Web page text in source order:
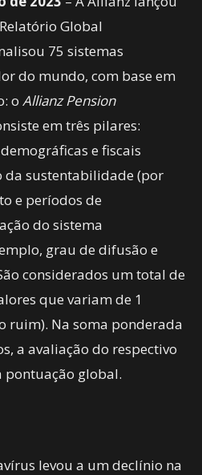
Global
75 sistemas
do mundo, com base em
o Allianz Pension
em três pilares:
e fiscais
da sustentabilidade (por
e períodos de
do sistema
grau de difusão e
considerados um total de
que variam de 1
ruim). Na soma ponderada
a avaliação do respectivo
pontuação global.
levou a um declínio na